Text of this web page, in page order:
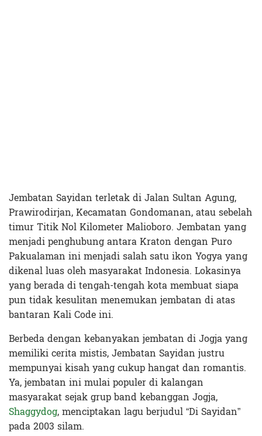
Jembatan Sayidan terletak di Jalan Sultan Agung,
Prawirodirjan, Kecamatan Gondomanan, atau sebelah
timur Titik Nol Kilometer Malioboro. Jembatan yang
menjadi penghubung antara Kraton dengan Puro
Pakualaman ini menjadi salah satu ikon Yogya yang
dikenal luas oleh masyarakat Indonesia. Lokasinya
yang berada di tengah-tengah kota membuat siapa
pun tidak kesulitan menemukan jembatan di atas
bantaran Kali Code ini.
Berbeda dengan kebanyakan jembatan di Jogja yang
memiliki cerita mistis, Jembatan Sayidan justru
mempunyai kisah yang cukup hangat dan romantis.
Ya, jembatan ini mulai populer di kalangan
masyarakat sejak grup band kebanggan Jogja,
Shaggydog, menciptakan lagu berjudul “Di Sayidan”
pada 2003 silam.